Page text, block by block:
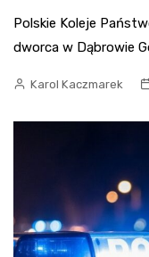
Polskie Koleje
dworca w Dąbrowie
Karol Kaczmarek